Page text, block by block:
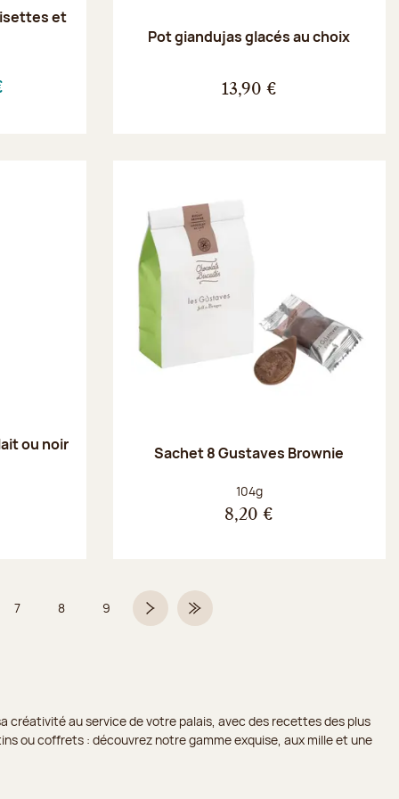
et
Pot giandujas glacés au choix
13,90 €
ou noir
Sachet 8 Gustaves Brownie
Poids net :
104g
8,20 €
sur 9
Page
7 Page
8 Page
9 Page suivanteDernière page
créativité au service de votre palais, avec des recettes des plus
ou coffrets : découvrez notre gamme exquise, aux mille et une